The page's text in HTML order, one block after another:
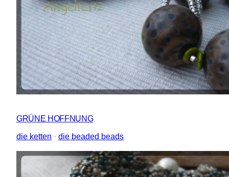
GRÜNE HOFFNUNG
die ketten · die beaded beads